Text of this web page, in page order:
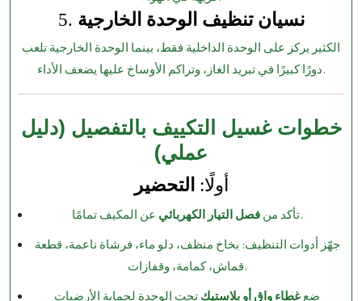
5. نسيان تنظيف الوحدة الخارجية
الكثير يركز على الوحدة الداخلية فقط، بينما الوحدة الخارجية تلعب
دورًا كبيرًا في تبريد الغاز، وتراكم الأوساخ عليها يضعف الأداء.
خطوات غسيل التكييف بالتفصيل (دليل
عملي)
أولًا: التحضير
تأكد منفصل التيار الكهربائي
عن المكيف تمامًا.
جهّز أدوات التنظيف: بخاخ منظف، دلو ماء، فرشاة ناعمة، قطعة
قماش، كمامة، وقفازات.
ضع غطاء واقٍ أو بلاستيك تحت الوحدة لحماية الأرضيات